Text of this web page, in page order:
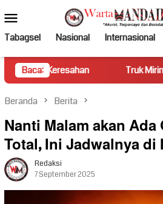
ke
kontenMobile
Tabagsel Nasional Internasional
Baca: Truk Miring Hambat Arus
Beranda Berita
Nanti Malam akan
Total, Ini Jadwalnya
Redaksi
7 September 2025